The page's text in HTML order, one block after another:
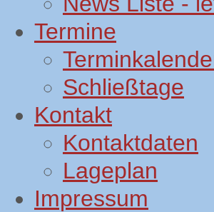
Termine
Schließtage
Kontakt
Kontaktdaten
Lageplan
Impressum